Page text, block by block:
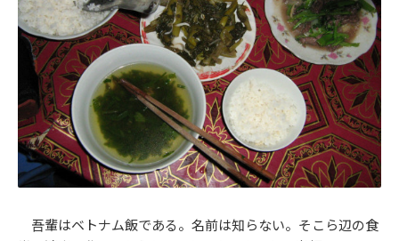
吾輩はベトナム飯である。名前は知らない。そこら辺の食